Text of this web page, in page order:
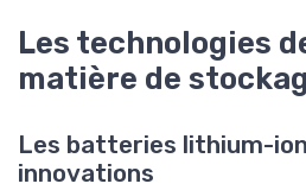
Les technologies
matière de
Les batteries lithium-
innovations